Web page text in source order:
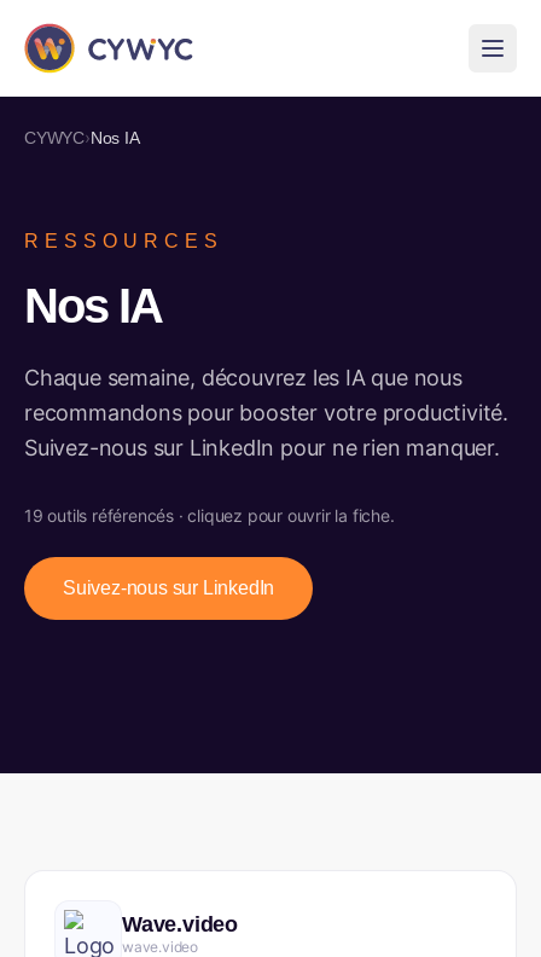
CYWYC›Nos IA
RESSOURCES
Nos IA
Chaque semaine, découvrez les IA que nous
recommandons pour booster votre productivité.
Suivez-nous sur LinkedIn pour ne rien manquer.
19 outils référencés · cliquez pour ouvrir la fiche.
Suivez-nous sur LinkedIn
Wave.video
wave.video